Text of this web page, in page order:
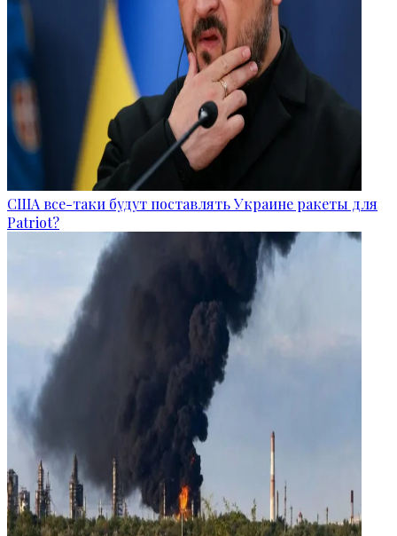
США все-таки будут поставлять Украине ракеты для
Patriot?